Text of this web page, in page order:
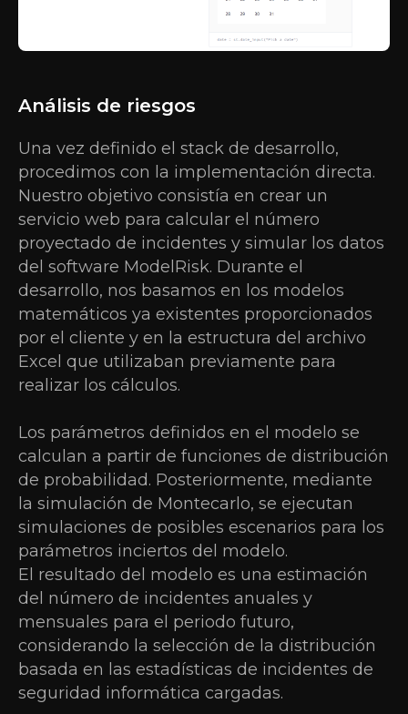
Análisis de riesgos
Una vez definido el stack de desarrollo,
procedimos con la implementación directa.
Nuestro objetivo consistía en crear un
servicio web para calcular el número
proyectado de incidentes y simular los datos
del software ModelRisk. Durante el
desarrollo, nos basamos en los modelos
matemáticos ya existentes proporcionados
por el cliente y en la estructura del archivo
Excel que utilizaban previamente para
realizar los cálculos.
Los parámetros definidos en el modelo se
calculan a partir de funciones de distribución
de probabilidad. Posteriormente, mediante
la simulación de Montecarlo, se ejecutan
simulaciones de posibles escenarios para los
parámetros inciertos del modelo.
El resultado del modelo es una estimación
del número de incidentes anuales y
mensuales para el periodo futuro,
considerando la selección de la distribución
basada en las estadísticas de incidentes de
seguridad informática cargadas.